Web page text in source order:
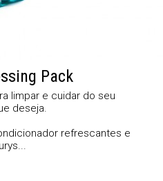
Pack
limpar e cuidar do seu
deseja.
refrescantes e